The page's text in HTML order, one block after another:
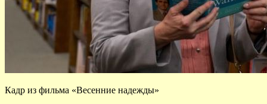
Кадр из фильма «Весенние надежды»